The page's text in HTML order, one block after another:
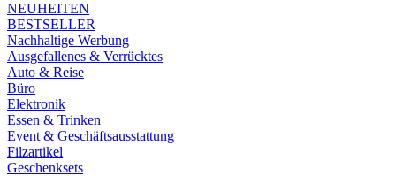
NEUHEITEN
BESTSELLER
Nachhaltige Werbung
Ausgefallenes & Verrücktes
Auto & Reise
Büro
Elektronik
Essen & Trinken
Event & Geschäftsausstattung
Filzartikel
Geschenksets